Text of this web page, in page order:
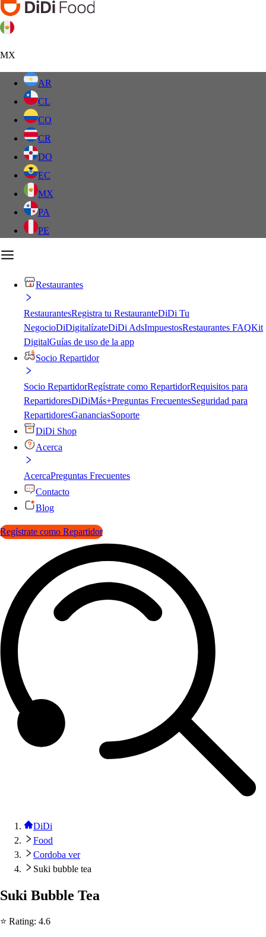
MX
AR
CL
CO
CR
DO
EC
MX
PA
PE
Restaurantes
RestaurantesRegistra tu RestauranteDiDi Tu
NegocioDiDigitalízateDiDi AdsImpuestosRestaurantes FAQKit
DigitalGuías de uso de la app
Socio Repartidor
Socio RepartidorRegístrate como RepartidorRequisitos para
RepartidoresDiDiMás+Preguntas FrecuentesSeguridad para
RepartidoresGananciasSoporte
DiDi Shop
Acerca
AcercaPreguntas Frecuentes
Contacto
Blog
Regístrate como Repartidor
DiDi
Food
Cordoba ver
Suki bubble tea
Suki Bubble Tea
⭐ Rating: 4.6